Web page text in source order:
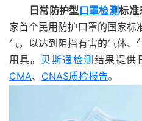
日常防护型口罩检测标准
家首个民用防护口罩的国家标
气，以达到阻挡有害的气体、
用具。 贝斯通检测 结果提供
CMA、 CNAS质检报告。